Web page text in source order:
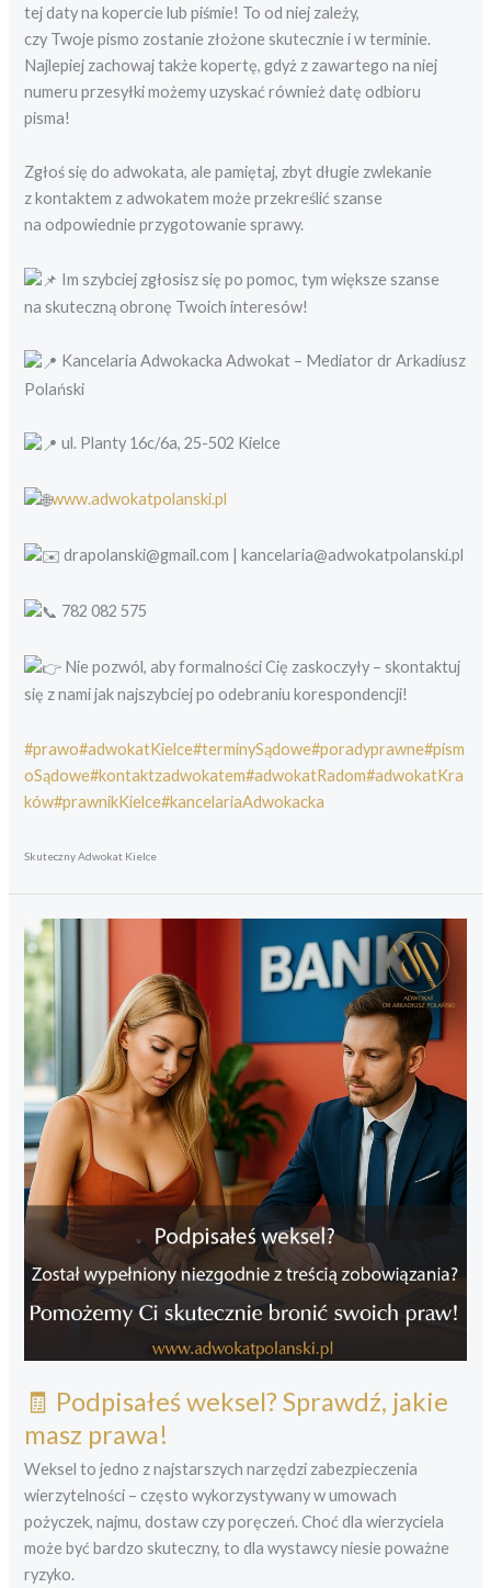
tej daty na kopercie lub piśmie! To od niej zależy,
czy Twoje pismo zostanie złożone skutecznie i w terminie.
Najlepiej zachowaj także kopertę, gdyż z zawartego na niej
numeru przesyłki możemy uzyskać również datę odbioru
pisma!
Zgłoś się do adwokata, ale pamiętaj, zbyt długie zwlekanie
z kontaktem z adwokatem może przekreślić szanse
na odpowiednie przygotowanie sprawy.
Im szybciej zgłosisz się po pomoc, tym większe szanse
na skuteczną obronę Twoich interesów!
Kancelaria Adwokacka Adwokat – Mediator dr Arkadiusz
Polański
ul. Planty 16c/6a, 25-502 Kielce
www.adwokatpolanski.pl
drapolanski@gmail.com | kancelaria@adwokatpolanski.pl
782 082 575
Nie pozwól, aby formalności Cię zaskoczyły – skontaktuj
się z nami jak najszybciej po odebraniu korespondencji!
#prawo#adwokatKielce#terminySądowe#poradyprawne#pism
oSądowe#kontaktzadwokatem#adwokatRadom#adwokatKra
ków#prawnikKielce#kancelariaAdwokacka
Skuteczny Adwokat Kielce
🧾 Podpisałeś weksel? Sprawdź, jakie
masz prawa!
Weksel to jedno z najstarszych narzędzi zabezpieczenia
wierzytelności – często wykorzystywany w umowach
pożyczek, najmu, dostaw czy poręczeń. Choć dla wierzyciela
może być bardzo skuteczny, to dla wystawcy niesie poważne
ryzyko.